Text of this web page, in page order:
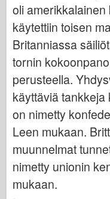
Bronco
Kyberharrastus
Dnepromodel
Dragon
Eduard
E.T. Malli
Hienot muotit
Valorin voimat
Friulmodel
Hasegawa
oli
käytettiin toisen
Britanniassa
tornin
perusteella.
käyttäviä tankkeja
on nimetty
Leen mukaan.
muunnelmat
nimetty unionin
mukaan.